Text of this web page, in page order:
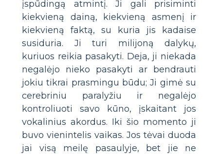
įspūdingą atmintį. Ji gali prisiminti
kiekvieną dainą, kiekvieną asmenį ir
kiekvieną faktą, su kuria jis kadaise
susiduria. Ji turi milijoną dalykų,
kuriuos reikia pasakyti. Deja, ji niekada
negalėjo nieko pasakyti ar bendrauti
jokiu tikrai prasmingu būdu; Ji gimė su
cerebriniu paralyžiu ir negalėjo
kontroliuoti savo kūno, įskaitant jos
vokalinius akordus. Iki šio momento ji
buvo vienintelis vaikas. Jos tėvai duoda
jai visą meilę pasaulyje, bet jie ne